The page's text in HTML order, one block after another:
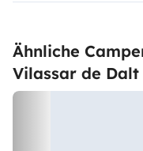
Ähnliche
Vilassar de Dalt